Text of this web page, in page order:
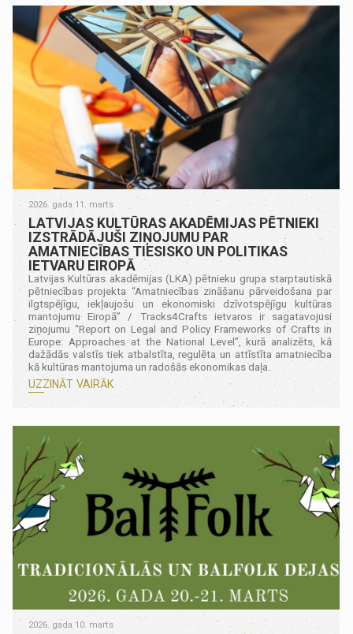
2026. gada 11. marts
LATVIJAS KULTŪRAS AKADĒMIJAS PĒTNIEKI
IZSTRĀDĀJUŠI ZIŅOJUMU PAR
AMATNIECĪBAS TIESISKO UN POLITIKAS
IETVARU EIROPĀ
Latvijas Kultūras akadēmijas (LKA) pētnieku grupa starptautiskā
pētniecības projekta “Amatniecības zināšanu pārveidošana par
ilgtspējīgu, iekļaujošu un ekonomiski dzīvotspējīgu kultūras
mantojumu Eiropā” / Tracks4Crafts ietvaros ir sagatavojusi
ziņojumu “Report on Legal and Policy Frameworks of Crafts in
Europe: Approaches at the National Level”, kurā analizēts, kā
dažādās valstīs tiek atbalstīta, regulēta un attīstīta amatniecība
kā kultūras mantojuma un radošās ekonomikas daļa.
UZZINĀT VAIRĀK
2026. gada 10. marts